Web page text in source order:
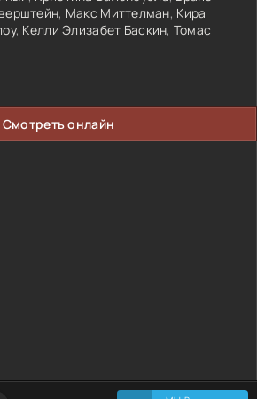
, Макс Миттелман, Кира
, Келли Элизабет Баскин, Томас
Смотреть онлайн